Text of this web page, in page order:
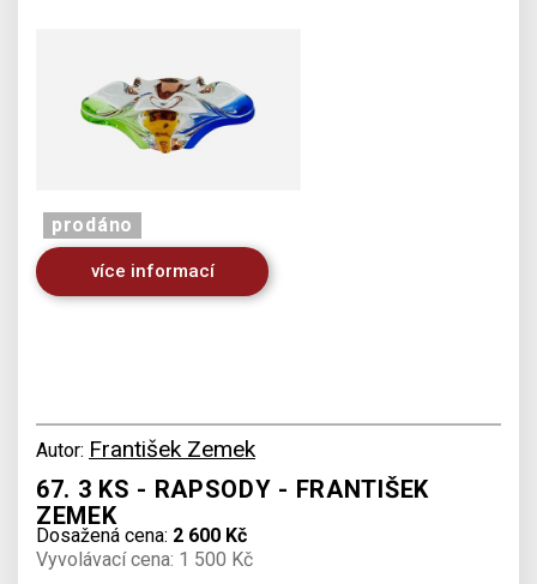
prodáno
více informací
Autor: František Zemek
67. 3 KS - RAPSODY - FRANTIŠEK
ZEMEK
Dosažená cena: 2 600 Kč
Vyvolávací cena: 1 500 Kč